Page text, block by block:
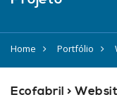
Home Portfólio
Ecofabril >